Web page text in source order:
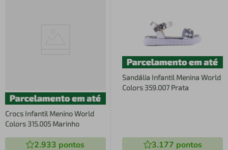
Crocs Infantil Menino World
Colors 315.005 Marinho
2.933 pontos
Sandália Infantil Menina World
Colors 359.007 Prata
3.177 pontos